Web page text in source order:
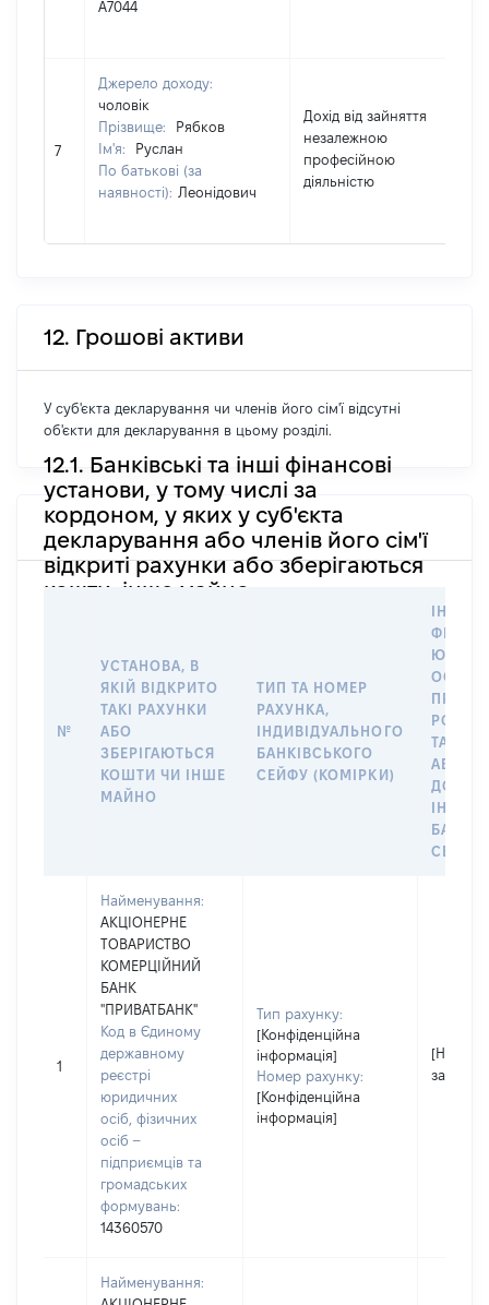
А7044
7
Джерело доходу:
чоловік
Прізвище:
Рябков
Ім'я:
Руслан
По батькові (за
наявності): Леонідович
Дохід від зайняття
незалежною
професійною
діяльністю
12. Грошові активи
У суб'єкта декларування чи членів його сім'ї відсутні
об'єкти для декларування в цьому розділі.
12.1. Банківські та інші фінансові
установи, у тому числі за
кордоном, у яких у суб'єкта
декларування або членів його сім'ї
відкриті рахунки або зберігаються
кошти, інше майно
№
УСТАНОВА, В
ЯКІЙ ВІДКРИТО
ТАКІ РАХУНКИ
АБО
ЗБЕРІГАЮТЬСЯ
КОШТИ ЧИ ІНШЕ
МАЙНО
ТИП ТА НОМЕР
РАХУНКА,
ІНДИВІДУАЛЬНОГО
БАНКІВСЬКОГО
СЕЙФУ (КОМІРКИ)
ПРАВО
ТАКИМ
АБО
ДО
СЕЙФУ
1
Найменування:
АКЦІОНЕРНЕ
ТОВАРИСТВО
КОМЕРЦІЙНИЙ
БАНК
"ПРИВАТБАНК"
Код в Єдиному
державному
реєстрі
юридичних
осіб, фізичних
осіб –
підприємців та
громадських
формувань:
14360570
Тип рахунку:
[Конфіденційна
інформація]
Номер рахунку:
[Конфіденційна
інформація]
[Не
Найменування: